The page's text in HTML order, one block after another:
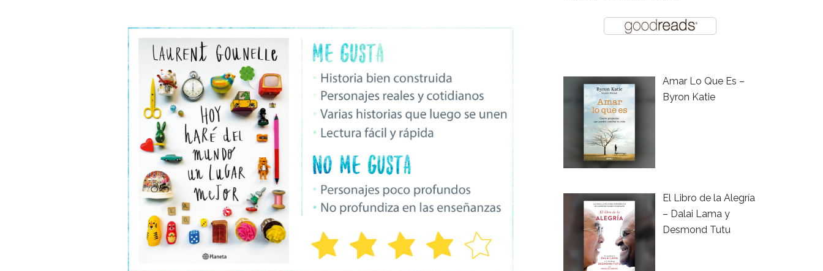
Amar Lo Que Es –
Byron Katie
El Libro de la Alegría
– Dalai Lama y
Desmond Tutu